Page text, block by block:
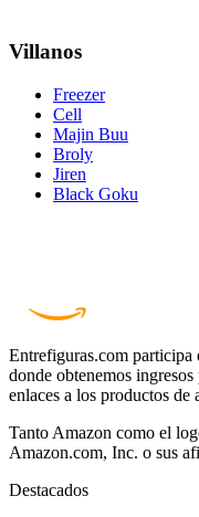
Villanos
Freezer
Cell
Majin Buu
Broly
Jiren
Black Goku
Entrefiguras.com participa
donde obtenemos
enlaces a los productos de
Tanto Amazon como el
Amazon.com, Inc. o sus
Destacados